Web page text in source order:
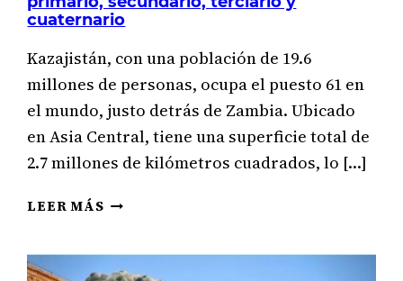
cuaternario
Kazajistán, con una población de 19.6
millones de personas, ocupa el puesto 61 en
el mundo, justo detrás de Zambia. Ubicado
en Asia Central, tiene una superficie total de
2.7 millones de kilómetros cuadrados, lo […]
LEER MÁS ECONOMÍA